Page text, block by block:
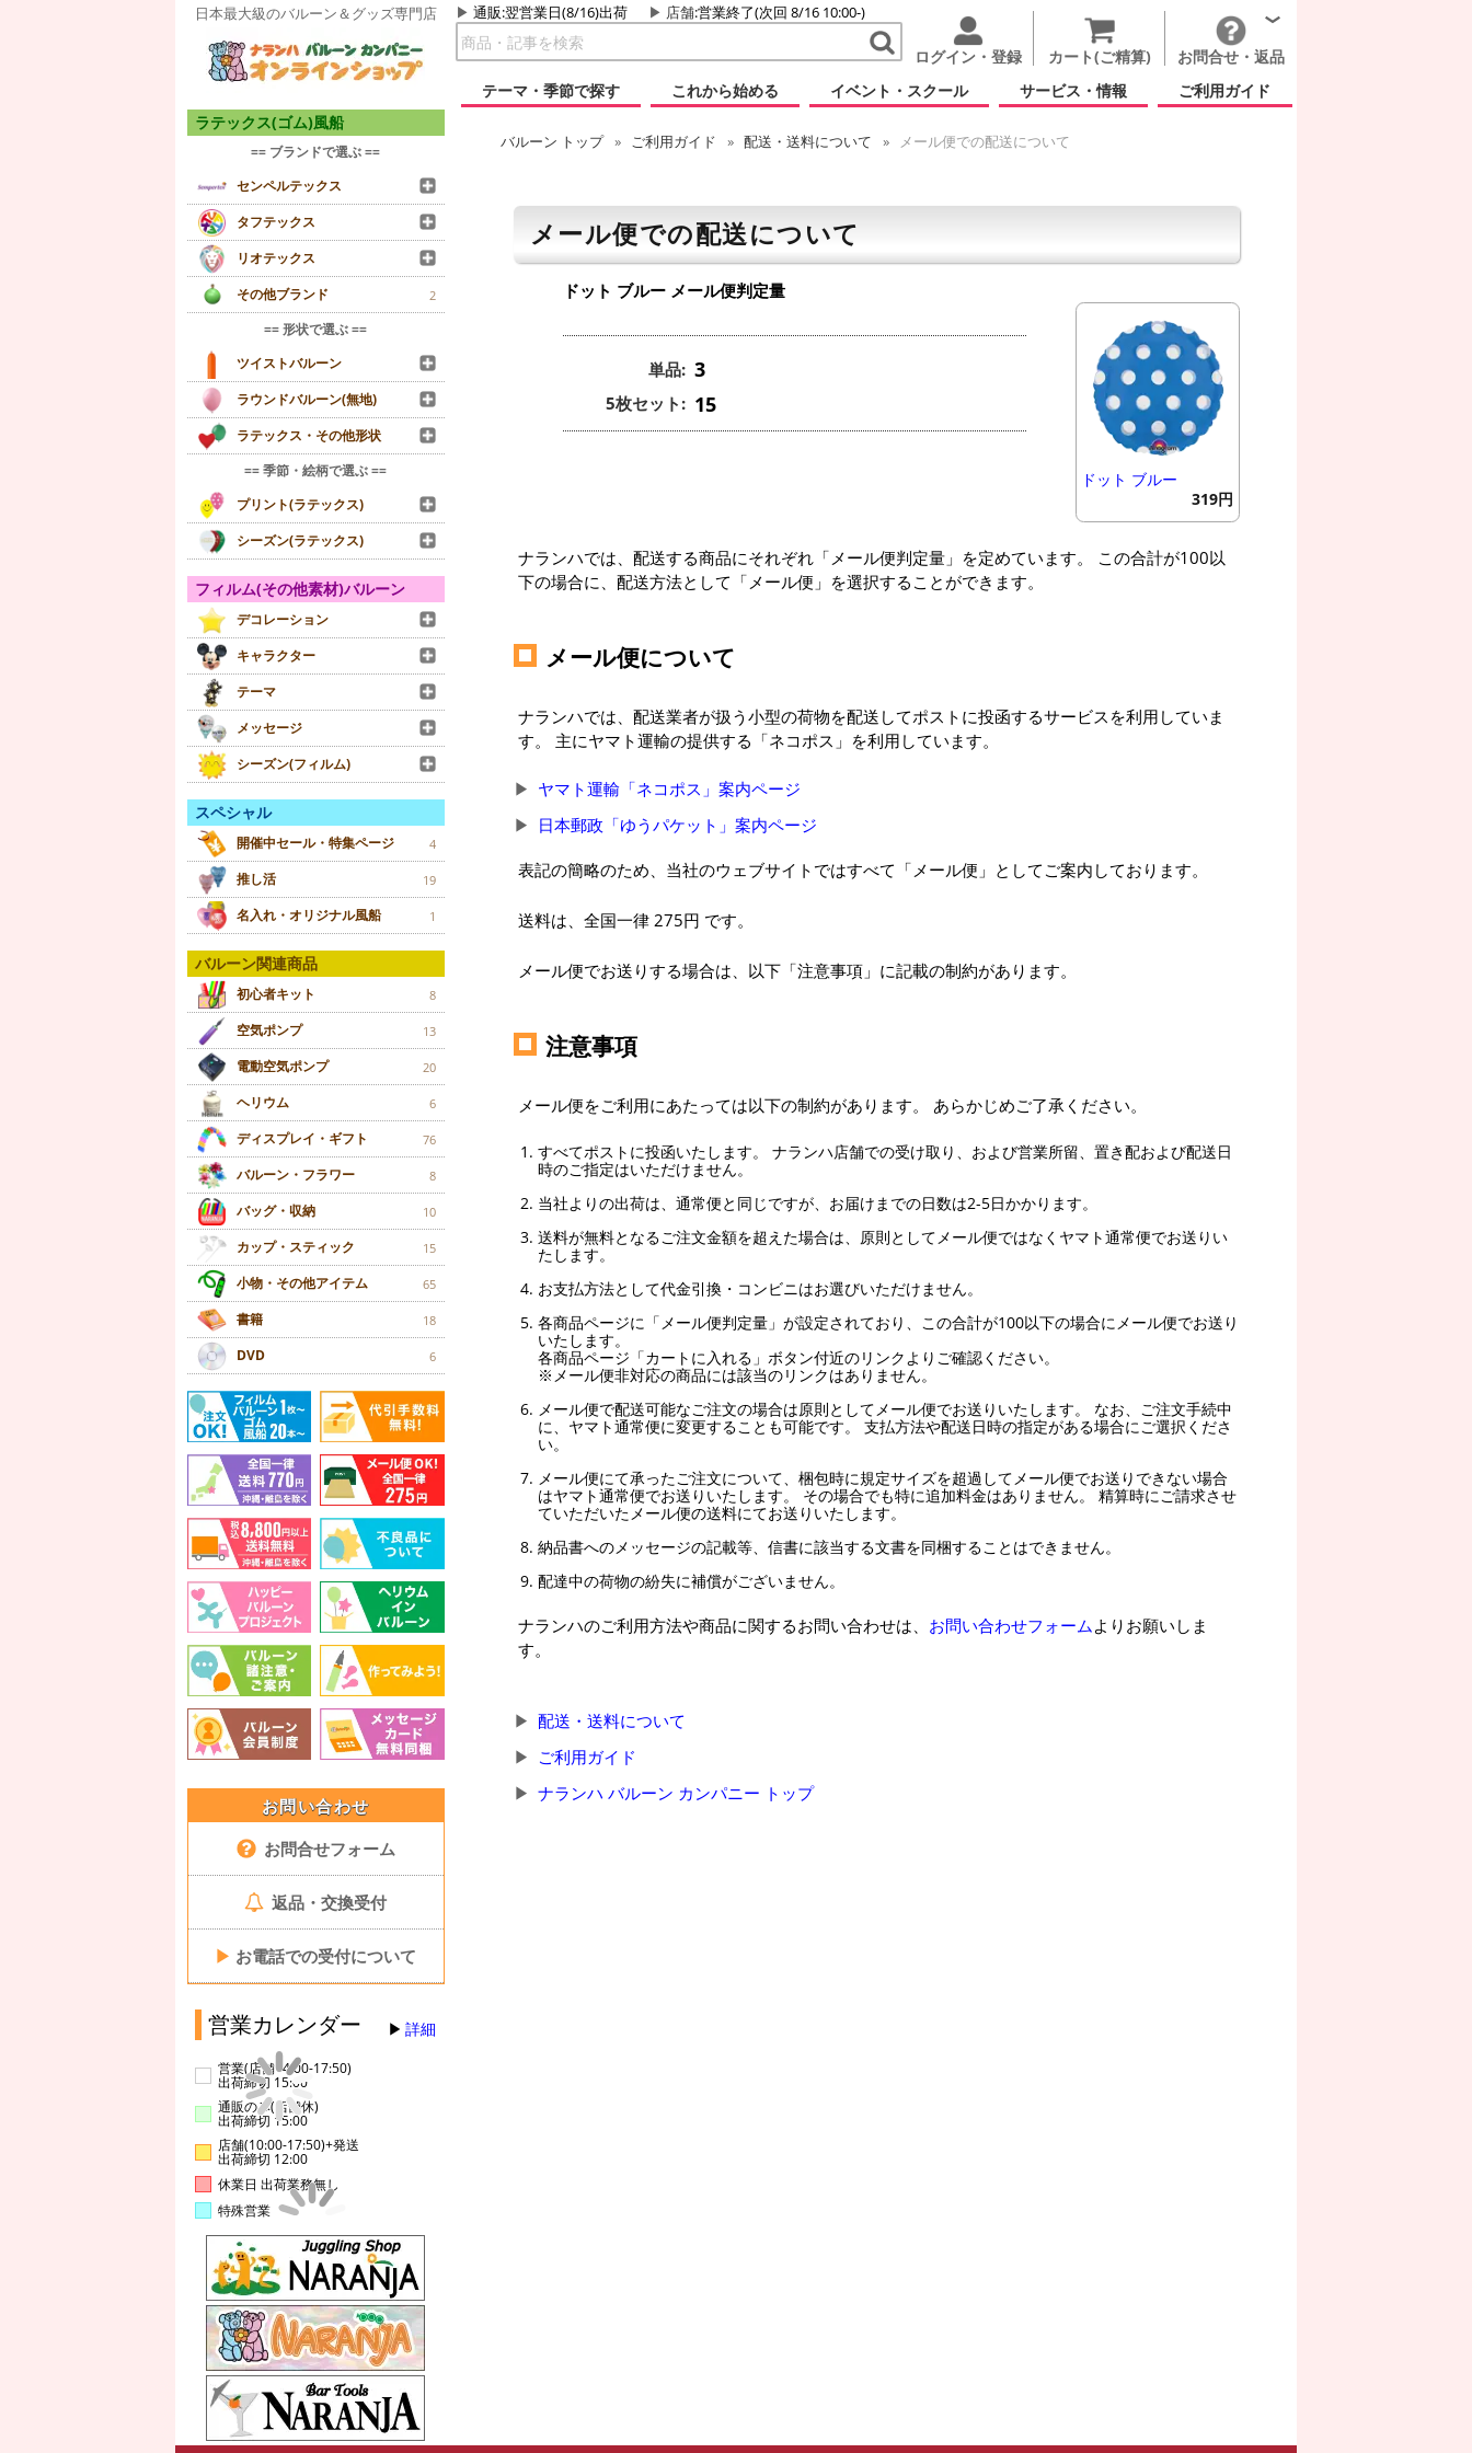
日本最大級のバルーン＆グッズ専門店 通販:翌営業日(8/16)出荷 店舗:営業終了(次回 8/16 10:00-)
ログイン・登録 カート(ご精算)
お問合せ・返品
テーマ・季節で探す
これから始める イベント・スクール サービス・情報 ご利用ガイド
ラテックス(ゴム)風船
== ブランドで選ぶ ==
センペルテックス
タフテックス
リオテックス
その他ブランド
2
== 形状で選ぶ ==
ツイストバルーン
ラウンドバルーン(無地)
ラテックス・その他形状
== 季節・絵柄で選ぶ ==
プリント(ラテックス)
シーズン(ラテックス)
フィルム(その他素材)バルーン
デコレーション
キャラクター
テーマ
メッセージ
シーズン(フィルム)
スペシャル
開催中セール・特集ページ 4
推し活 19
名入れ・オリジナル風船 1
バルーン関連商品
初心者キット 8
空気ポンプ 13
電動空気ポンプ 20
ヘリウム 6
ディスプレイ・ギフト 76
バルーン・フラワー 8
バッグ・収納 10
カップ・スティック 15
小物・その他アイテム 65
書籍 18
DVD 6
お問い合わせ
お問合せフォーム
返品・交換受付
▶ お電話での受付について
営業カレンダー 詳細
営業(店舗14:00-17:50)
出荷締切 15:00
通販のみ(店舗休)
出荷締切 15:00
店舗(10:00-17:50)+発送
出荷締切 12:00
休業日 出荷業務無し
特殊営業
バルーン トップ ご利用ガイド 配送・送料について メール便での配送について
メール便での配送について
ドット ブルー メール便判定量
単品: 3
5枚セット: 15
ドット ブルー
319円
ナランハでは、配送する商品にそれぞれ「メール便判定量」を定めています。 この合計が100以
下の場合に、配送方法として「メール便」を選択することができます。
メール便について
ナランハでは、配送業者が扱う小型の荷物を配送してポストに投函するサービスを利用していま
す。 主にヤマト運輸の提供する「ネコポス」を利用しています。
ヤマト運輸「ネコポス」案内ページ
日本郵政「ゆうパケット」案内ページ
表記の簡略のため、当社のウェブサイトではすべて「メール便」としてご案内しております。
送料は、全国一律 275円 です。
メール便でお送りする場合は、以下「注意事項」に記載の制約があります。
注意事項
メール便をご利用にあたっては以下の制約があります。 あらかじめご了承ください。
すべてポストに投函いたします。 ナランハ店舗での受け取り、および営業所留、置き配および配送日
時のご指定はいただけません。
当社よりの出荷は、通常便と同じですが、お届けまでの日数は2-5日かかります。
送料が無料となるご注文金額を超えた場合は、原則としてメール便ではなくヤマト通常便でお送りい
たします。
お支払方法として代金引換・コンビニはお選びいただけません。
各商品ページに「メール便判定量」が設定されており、この合計が100以下の場合にメール便でお送り
いたします。
各商品ページ「カートに入れる」ボタン付近のリンクよりご確認ください。
※メール便非対応の商品には該当のリンクはありません。
メール便で配送可能なご注文の場合は原則としてメール便でお送りいたします。 なお、ご注文手続中
に、ヤマト通常便に変更することも可能です。 支払方法や配送日時の指定がある場合にご選択くださ
い。
メール便にて承ったご注文について、梱包時に規定サイズを超過してメール便でお送りできない場合
はヤマト通常便でお送りいたします。 その場合でも特に追加料金はありません。 精算時にご請求させ
ていただいたメール便の送料にてお送りいたします。
納品書へのメッセージの記載等、信書に該当する文書を同梱することはできません。
配達中の荷物の紛失に補償がございません。
ナランハのご利用方法や商品に関するお問い合わせは、 お問い合わせフォームよりお願いしま
す。
配送・送料について
ご利用ガイド
ナランハ バルーン カンパニー トップ